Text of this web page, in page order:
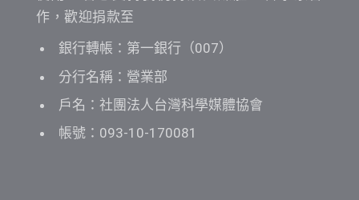
作，歡迎捐款至
銀行轉帳：第一銀行（007）
分行名稱：營業部
戶名：社團法人台灣科學媒體協會
帳號：093-10-170081